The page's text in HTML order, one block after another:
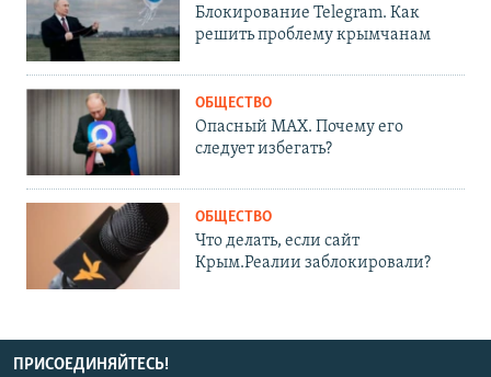
Блокирование Telegram. Как
решить проблему крымчанам
ОБЩЕСТВО
Опасный MAX. Почему его
следует избегать?
ОБЩЕСТВО
Что делать, если сайт
Крым.Реалии заблокировали?
ПРИСОЕДИНЯЙТЕСЬ!